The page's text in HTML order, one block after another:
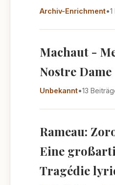
Archiv-Enrichment•
Machaut -
Nostre Dame
Unbekannt•13
Rameau:
Eine
Tragédie